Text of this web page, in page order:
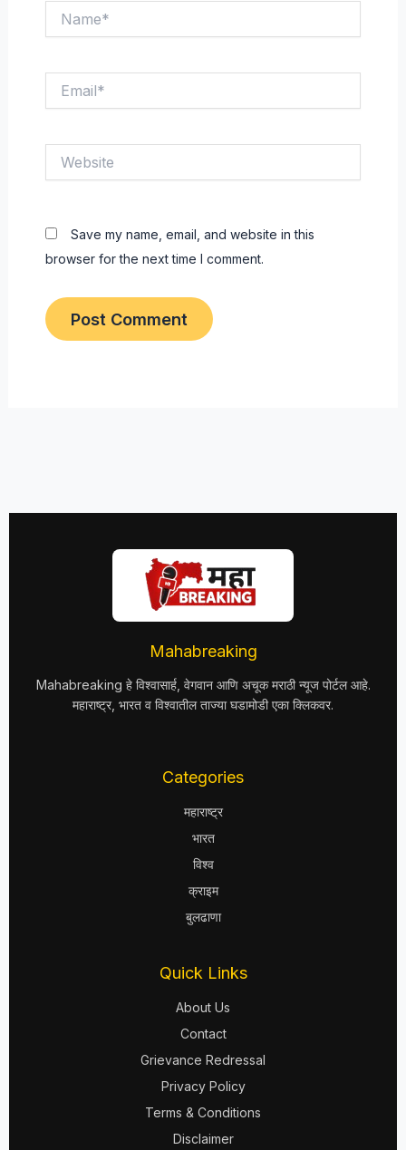
Save my name, email, and website in this
browser for the next time I comment.
Mahabreaking
Mahabreaking हे विश्वासार्ह, वेगवान आणि अचूक मराठी न्यूज पोर्टल आहे.
महाराष्ट्र, भारत व विश्वातील ताज्या घडामोडी एका क्लिकवर.
Categories
महाराष्ट्र
भारत
विश्व
क्राइम
बुलढाणा
Quick Links
About Us
Contact
Grievance Redressal
Privacy Policy
Terms & Conditions
Disclaimer